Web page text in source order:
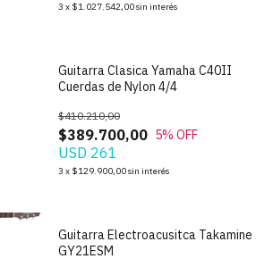
3 x $1.027.542,00sin interés
Guitarra Clasica Yamaha C40II
Cuerdas de Nylon 4/4
$389.700,00
$410.210,00
5% OFF
USD 261
3 x $129.900,00sin interés
Guitarra Electroacusitca Takamine
GY21ESM